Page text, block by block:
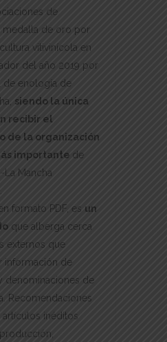
de
medalla de oro por
vitivinícola en
del año 2019 por
enología de
siendo la única
recibir el
de la organización
importante de
La Mancha
formato PDF, es un
que alberga cerca
externos que
información de
denominaciones de
Recomendaciones
inéditos